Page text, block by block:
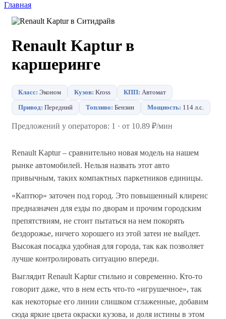
Главная
Renault Kaptur в
каршеринге
Класс: Эконом Кузов: Kross КПП: Автомат
Привод: Передний Топливо: Бензин Мощность: 114 л.с.
Предложений у операторов: 1 · от 10.89 ₽/мин
Renault Kaptur – сравнительно новая модель на нашем
рынке автомобилей. Нельзя назвать этот авто
привычным, таких компактных паркетников единицы.
«Каптюр» заточен под город. Это повышенный клиренс
предназначен для езды по дворам и прочим городским
препятствиям, не стоит пытаться на нем покорять
бездорожье, ничего хорошего из этой затеи не выйдет.
Высокая посадка удобная для города, так как позволяет
лучше контролировать ситуацию впереди.
Выглядит Renault Kaptur стильно и современно. Кто-то
говорит даже, что в нем есть что-то «игрушечное», так
как некоторые его линии слишком сглаженные, добавим
сюда яркие цвета окраски кузова, и доля истины в этом